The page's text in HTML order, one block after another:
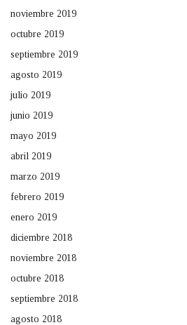
noviembre 2019
octubre 2019
septiembre 2019
agosto 2019
julio 2019
junio 2019
mayo 2019
abril 2019
marzo 2019
febrero 2019
enero 2019
diciembre 2018
noviembre 2018
octubre 2018
septiembre 2018
agosto 2018